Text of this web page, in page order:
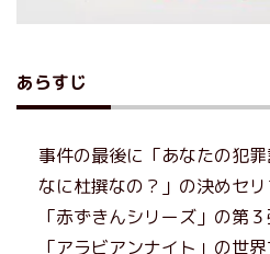
あらすじ
事件の最後に「あなたの犯
なに杜撰なの？」の決めセ
「赤ずきんシリーズ」の第
「アラビアンナイト」の世